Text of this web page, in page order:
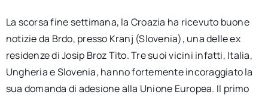
La scorsa fine settimana, la Croazia ha ricevuto buone
notizie da Brdo, presso Kranj (Slovenia), una delle ex
residenze di Josip Broz Tito. Tre suoi vicini infatti, Italia,
Ungheria e Slovenia, hanno fortemente incoraggiato la
sua domanda di adesione alla Unione Europea. Il primo